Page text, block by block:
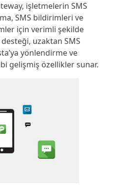
işletmelerin SMS
SMS bildirimleri ve
için verimli şekilde
desteği, uzaktan SMS
yönlendirme ve
gelişmiş özellikler sunar.